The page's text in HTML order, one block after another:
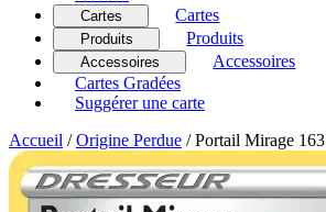
Cartes Cartes
Produits Produits
Accessoires
Accessoires
Cartes Gradées
Suggérer une carte
Accueil / Origine Perdue / Portail Mirage 163